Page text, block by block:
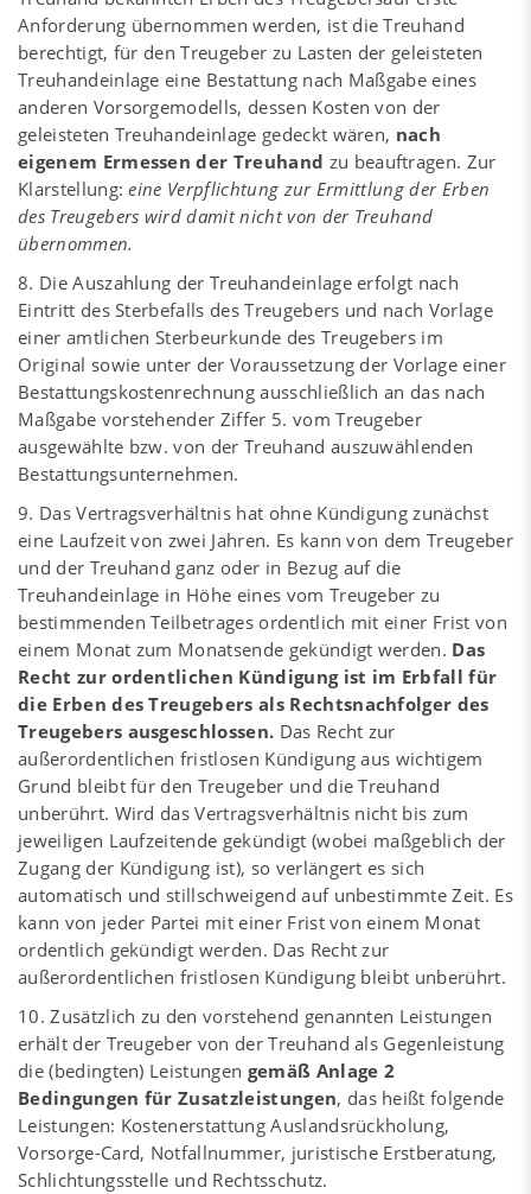
Anforderung übernommen werden, ist die Treuhand
berechtigt, für den Treugeber zu Lasten der geleisteten
Treuhandeinlage eine Bestattung nach Maßgabe eines
anderen Vorsorgemodells, dessen Kosten von der
geleisteten Treuhandeinlage gedeckt wären, nach
eigenem Ermessen der Treuhand zu beauftragen. Zur
Klarstellung: eine Verpflichtung zur Ermittlung der Erben
des Treugebers wird damit nicht von der Treuhand
übernommen.
8. Die Auszahlung der Treuhandeinlage erfolgt nach
Eintritt des Sterbefalls des Treugebers und nach Vorlage
einer amtlichen Sterbeurkunde des Treugebers im
Original sowie unter der Voraussetzung der Vorlage einer
Bestattungskostenrechnung ausschließlich an das nach
Maßgabe vorstehender Ziffer 5. vom Treugeber
ausgewählte bzw. von der Treuhand auszuwählenden
Bestattungsunternehmen.
9. Das Vertragsverhältnis hat ohne Kündigung zunächst
eine Laufzeit von zwei Jahren. Es kann von dem Treugeber
und der Treuhand ganz oder in Bezug auf die
Treuhandeinlage in Höhe eines vom Treugeber zu
bestimmenden Teilbetrages ordentlich mit einer Frist von
einem Monat zum Monatsende gekündigt werden. Das
Recht zur ordentlichen Kündigung ist im Erbfall für
die Erben des Treugebers als Rechtsnachfolger des
Treugebers ausgeschlossen. Das Recht zur
außerordentlichen fristlosen Kündigung aus wichtigem
Grund bleibt für den Treugeber und die Treuhand
unberührt. Wird das Vertragsverhältnis nicht bis zum
jeweiligen Laufzeitende gekündigt (wobei maßgeblich der
Zugang der Kündigung ist), so verlängert es sich
automatisch und stillschweigend auf unbestimmte Zeit. Es
kann von jeder Partei mit einer Frist von einem Monat
ordentlich gekündigt werden. Das Recht zur
außerordentlichen fristlosen Kündigung bleibt unberührt.
10. Zusätzlich zu den vorstehend genannten Leistungen
erhält der Treugeber von der Treuhand als Gegenleistung
die (bedingten) Leistungen gemäß Anlage 2
Bedingungen für Zusatzleistungen, das heißt folgende
Leistungen: Kostenerstattung Auslandsrückholung,
Vorsorge-Card, Notfallnummer, juristische Erstberatung,
Schlichtungsstelle und Rechtsschutz.